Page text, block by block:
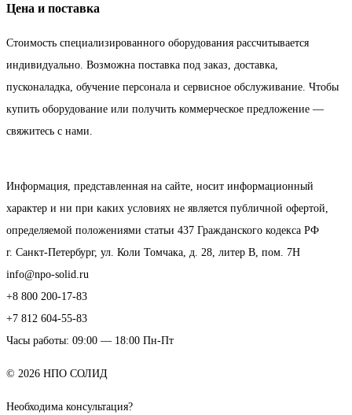
Цена и поставка
Стоимость специализированного оборудования рассчитывается
индивидуально. Возможна поставка под заказ, доставка,
пусконаладка, обучение персонала и сервисное обслуживание. Чтобы
купить оборудование или получить коммерческое предложение —
свяжитесь с нами.
Информация, представленная на сайте, носит информационный
характер и ни при каких условиях не является публичной офертой,
определяемой положениями статьи 437 Гражданского кодекса РФ
г. Санкт-Петербург, ул. Коли Томчака, д. 28, литер В, пом. 7Н
info@npo-solid.ru
+8 800 200-17-83
+7 812 604-55-83
Часы работы: 09:00 — 18:00 Пн-Пт
© 2026 НПО СОЛИД
Необходима консультация?